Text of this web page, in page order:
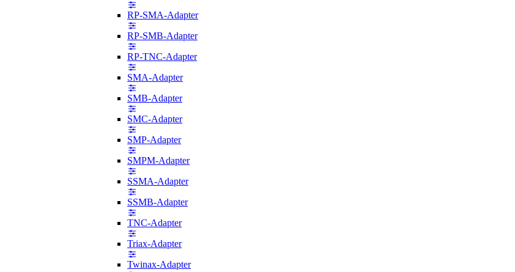
RP-SMA-Adapter
RP-SMB-Adapter
RP-TNC-Adapter
SMA-Adapter
SMB-Adapter
SMC-Adapter
SMP-Adapter
SMPM-Adapter
SSMA-Adapter
SSMB-Adapter
TNC-Adapter
Triax-Adapter
Twinax-Adapter